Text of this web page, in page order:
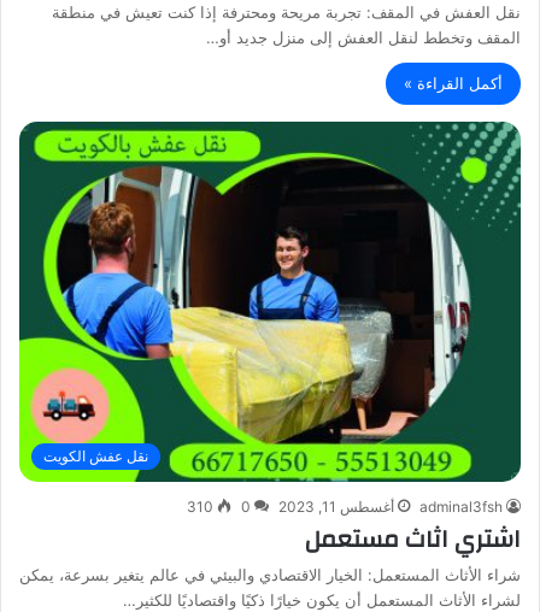
نقل العفش في المقف: تجربة مريحة ومحترفة إذا كنت تعيش في منطقة
المقف وتخطط لنقل العفش إلى منزل جديد أو…
أكمل القراءة »
نقل عفش الكويت
adminal3fsh أغسطس 11, 2023 0
310
اشتري اثاث مستعمل
شراء الأثاث المستعمل: الخيار الاقتصادي والبيئي في عالم يتغير بسرعة، يمكن
لشراء الأثاث المستعمل أن يكون خيارًا ذكيًا واقتصاديًا للكثير…